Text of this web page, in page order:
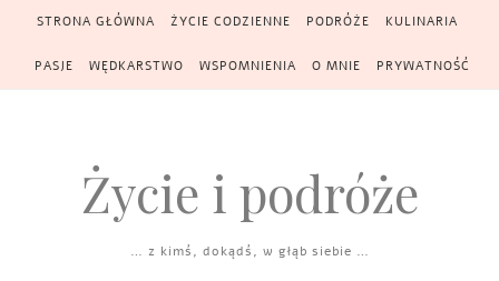
Skip to content
STRONA GŁÓWNA ŻYCIE CODZIENNE PODRÓŻE KULINARIA
PASJE WĘDKARSTWO WSPOMNIENIA O MNIE PRYWATNOŚĆ
Życie i podróże
… z kimś, dokądś, w głąb siebie …